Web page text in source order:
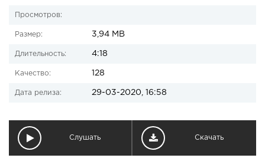
Просмотров:
Размер: 3,94 MB
Длительность: 4:18
Качество: 128
Дата релиза: 29-03-2020, 16:58
Слушать Скачать